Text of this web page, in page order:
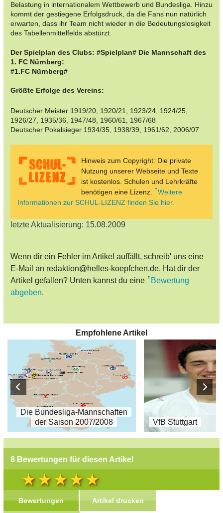
Belastung in internationalem Wettbewerb und Bundesliga. Hinzu
kommt der gestiegene Erfolgsdruck, da die Fans nun natürlich
erwarten, dass ihr Team nicht wieder in die Bedeutungslosigkeit
des Tabellenmittelfelds abstürzt.
Der Spielplan des Clubs: #Spielplan# Die Mannschaft des
1. FC Nürnberg:
#1.FC Nürnberg#
Größte Erfolge des Vereins:
Deutscher Meister 1919/20, 1920/21, 1923/24, 1924/25,
1926/27, 1935/36, 1947/48, 1960/61, 1967/68
Deutscher Pokalsieger 1934/35, 1938/39, 1961/62, 2006/07
Hinweis zum Copyright: Die private
Nutzung unserer Webseite und Texte
ist kostenlos. Schulen und Lehrkräfte
benötigen eine Lizenz.
Weitere
Informationen zur SCHUL-LIZENZ finden Sie hier.
letzte Aktualisierung: 15.08.2009
Wenn dir ein Fehler im Artikel auffällt, schreib' uns eine
E-Mail an redaktion@helles-koepfchen.de. Hat dir der
Artikel gefallen? Unten kannst du eine
Bewertung
abgeben.
Empfohlene Artikel
Die Bundesliga-Mannschaften
der Saison 2007/2008
VfB Stuttgart
8 Bewertungen für diesen Artikel
Bewertungen Artikel drucken